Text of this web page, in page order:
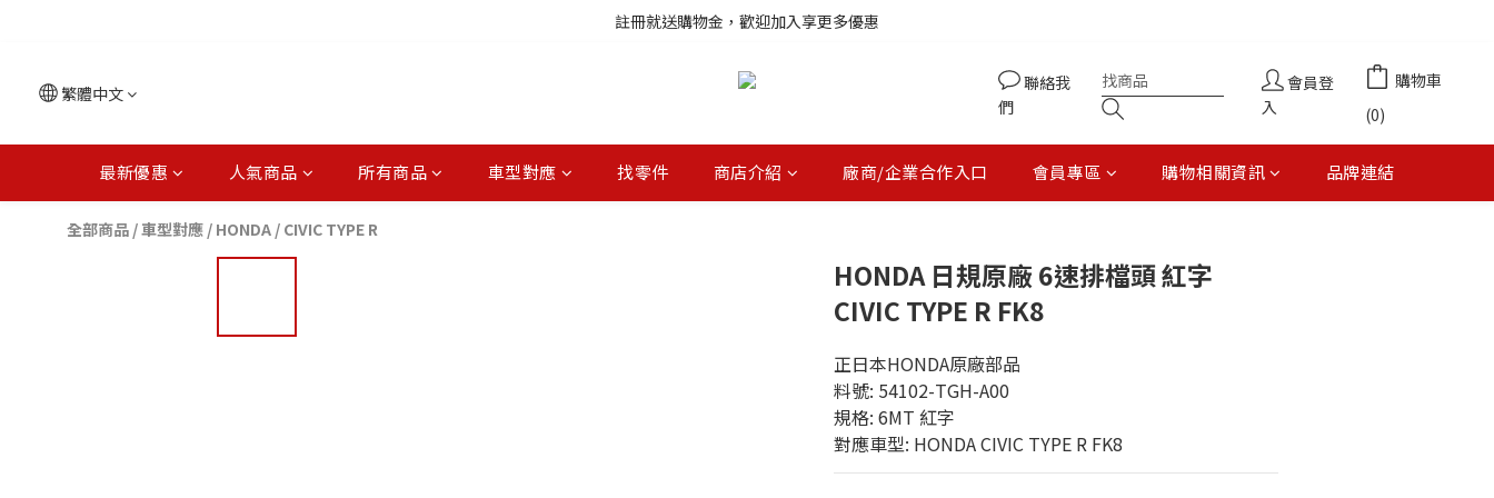
註冊就送購物金，歡迎加入享更多優惠
註冊就送購物金，歡迎加入享更多優惠
繁體中文
聯絡我
們
會員登
入
購物車
(0)
最新優惠 人氣商品 所有商品 車型對應 找零件 商店介紹 廠商/企業合作入口 會員專區 購物相關資訊 品牌連結
全部商品 /車型對應 / HONDA / CIVIC TYPE R
HONDA 日規原廠 6速排檔頭 紅字
CIVIC TYPE R FK8
正日本HONDA原廠部品
料號: 54102-TGH-A00
規格: 6MT 紅字
對應車型: HONDA CIVIC TYPE R FK8